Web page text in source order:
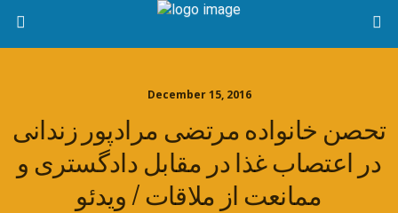
December 15, 2016
تحصن خانواده مرتضی مرادپور زندانی
در اعتصاب غذا در مقابل دادگستری و
ممانعت از ملاقات / ویدئو